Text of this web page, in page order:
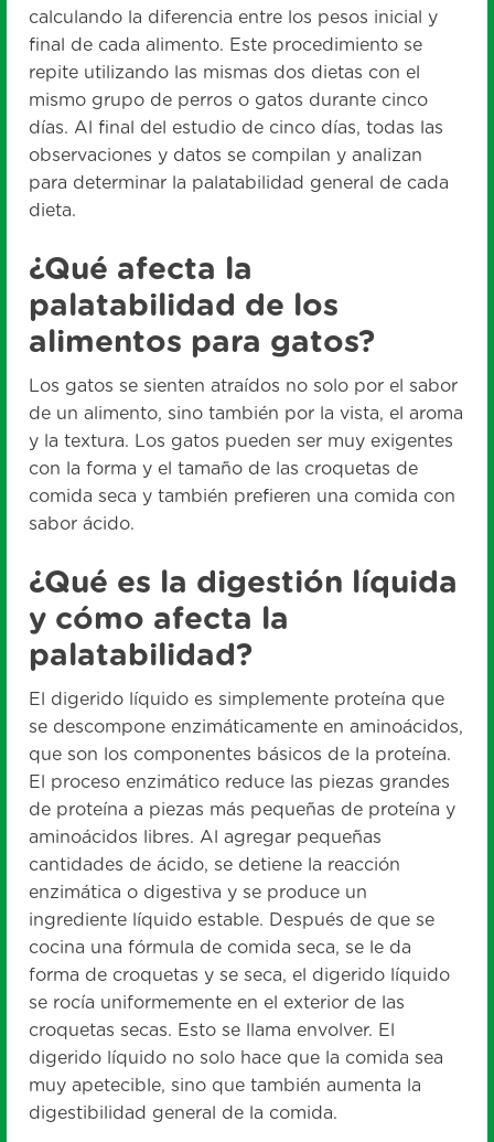
calculando la diferencia entre los pesos inicial y
final de cada alimento. Este procedimiento se
repite utilizando las mismas dos dietas con el
mismo grupo de perros o gatos durante cinco
días. Al final del estudio de cinco días, todas las
observaciones y datos se compilan y analizan
para determinar la palatabilidad general de cada
dieta.
¿Qué afecta la
palatabilidad de los
alimentos para gatos?
Los gatos se sienten atraídos no solo por el sabor
de un alimento, sino también por la vista, el aroma
y la textura. Los gatos pueden ser muy exigentes
con la forma y el tamaño de las croquetas de
comida seca y también prefieren una comida con
sabor ácido.
¿Qué es la digestión líquida
y cómo afecta la
palatabilidad?
El digerido líquido es simplemente proteína que
se descompone enzimáticamente en aminoácidos,
que son los componentes básicos de la proteína.
El proceso enzimático reduce las piezas grandes
de proteína a piezas más pequeñas de proteína y
aminoácidos libres. Al agregar pequeñas
cantidades de ácido, se detiene la reacción
enzimática o digestiva y se produce un
ingrediente líquido estable. Después de que se
cocina una fórmula de comida seca, se le da
forma de croquetas y se seca, el digerido líquido
se rocía uniformemente en el exterior de las
croquetas secas. Esto se llama envolver. El
digerido líquido no solo hace que la comida sea
muy apetecible, sino que también aumenta la
digestibilidad general de la comida.